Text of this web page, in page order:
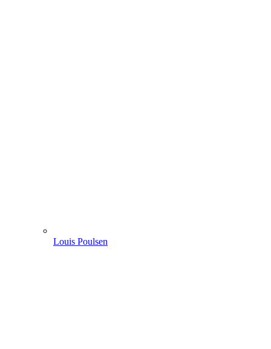
Louis Poulsen